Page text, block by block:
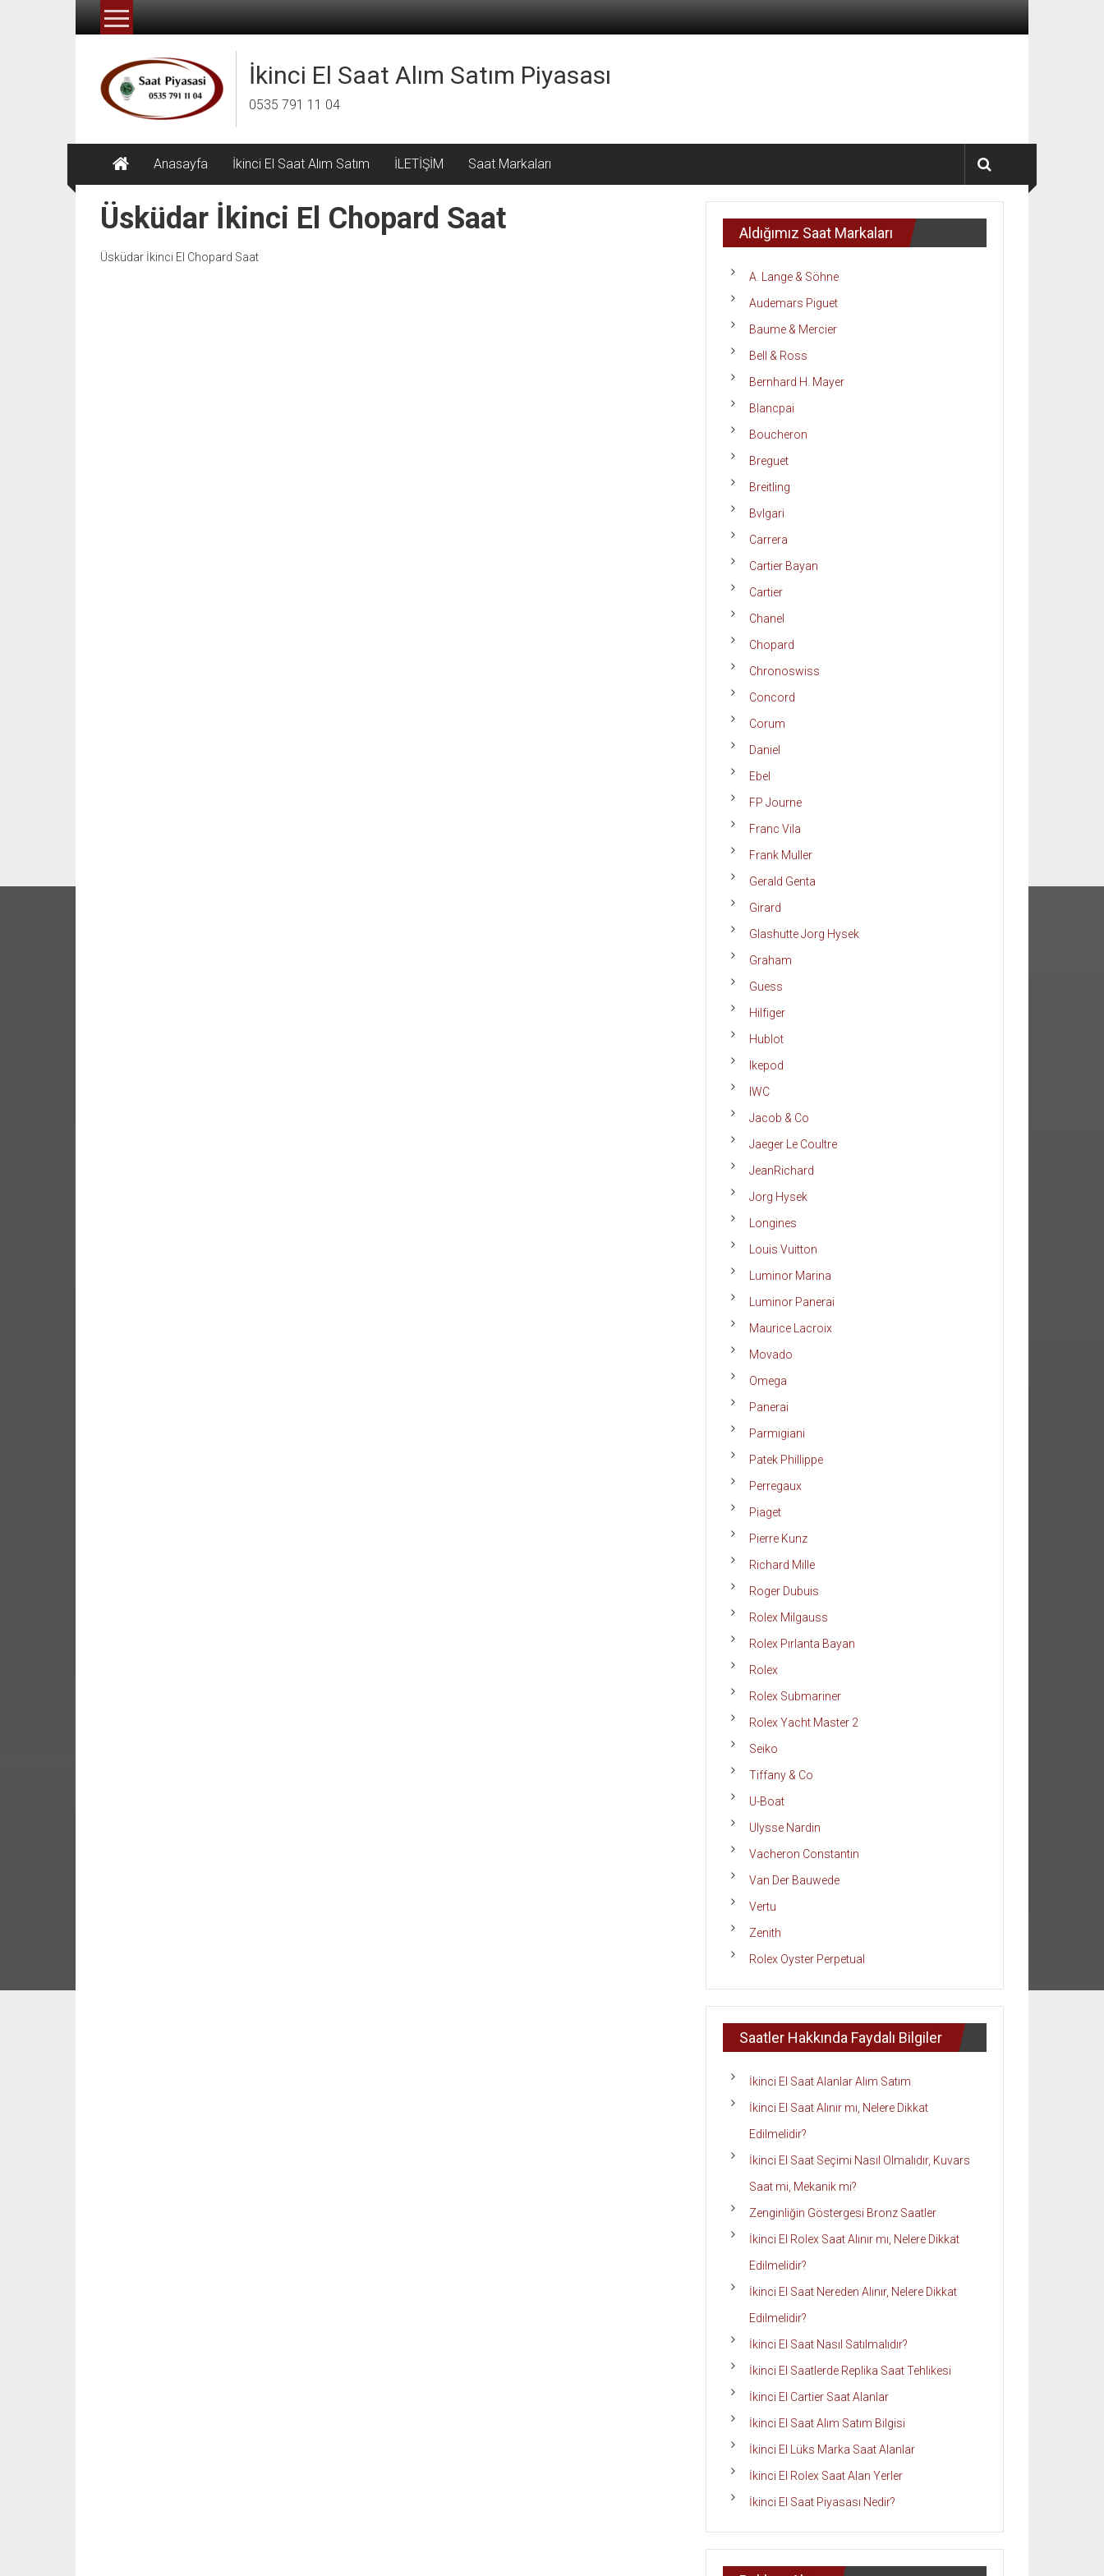
İçeriğe
İkinci El Saat Alım Satım Piyasası
0535 791 11 04
Anasayfa İkinci El Saat Alım Satım İLETİŞİM Saat Markaları
Üsküdar İkinci El Chopard Saat
Üsküdar İkinci El Chopard Saat
Aldığımız Saat Markaları
A. Lange & Söhne
Audemars Piguet
Baume & Mercier
Bell & Ross
Bernhard H. Mayer
Blancpai
Boucheron
Breguet
Breitling
Bvlgari
Carrera
Cartier Bayan
Cartier
Chanel
Chopard
Chronoswiss
Concord
Corum
Daniel
Ebel
FP Journe
Franc Vila
Frank Muller
Gerald Genta
Girard
Glashutte Jorg Hysek
Graham
Guess
Hilfiger
Hublot
Ikepod
IWC
Jacob & Co
Jaeger Le Coultre
JeanRichard
Jorg Hysek
Longines
Louis Vuitton
Luminor Marina
Luminor Panerai
Maurice Lacroix
Movado
Omega
Panerai
Parmigiani
Patek Phillippe
Perregaux
Piaget
Pierre Kunz
Richard Mille
Roger Dubuis
Rolex Milgauss
Rolex Pırlanta Bayan
Rolex
Rolex Submariner
Rolex Yacht Master 2
Seiko
Tiffany & Co
U-Boat
Ulysse Nardin
Vacheron Constantin
Van Der Bauwede
Vertu
Zenith
Rolex Oyster Perpetual
Saatler Hakkında Faydalı Bilgiler
İkinci El Saat Alanlar Alım Satım
İkinci El Saat Alınır mı, Nelere Dikkat
Edilmelidir?
İkinci El Saat Seçimi Nasıl Olmalıdır, Kuvars
Saat mi, Mekanik mi?
Zenginliğin Göstergesi Bronz Saatler
İkinci El Rolex Saat Alınır mı, Nelere Dikkat
Edilmelidir?
İkinci El Saat Nereden Alınır, Nelere Dikkat
Edilmelidir?
İkinci El Saat Nasıl Satılmalıdır?
İkinci El Saatlerde Replika Saat Tehlikesi
İkinci El Cartier Saat Alanlar
İkinci El Saat Alım Satım Bilgisi
İkinci El Lüks Marka Saat Alanlar
İkinci El Rolex Saat Alan Yerler
İkinci El Saat Piyasası Nedir?